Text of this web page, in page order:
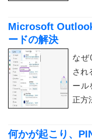
Microsoft
ードの解決
なぜ
され
ール
正方
何かが起こり、